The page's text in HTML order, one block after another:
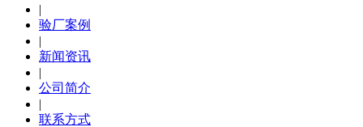
|
验厂案例
|
新闻资讯
|
公司简介
|
联系方式